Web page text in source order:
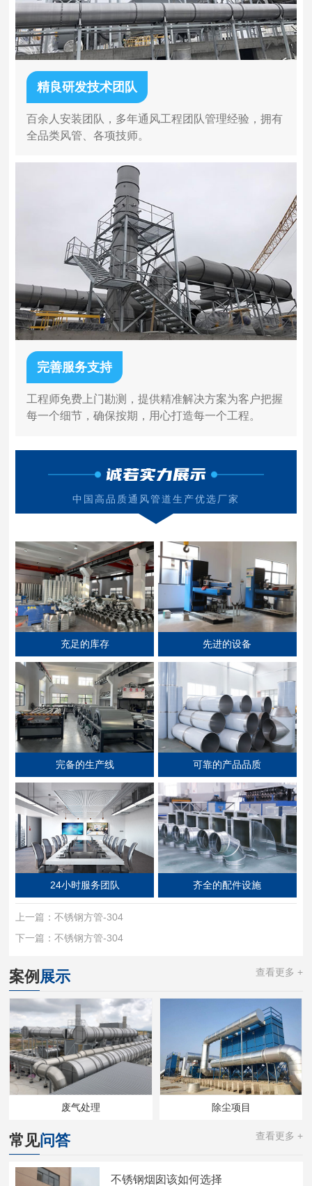
精良研发技术团队
百余人安装团队，多年通风工程团队管理经验，拥有
全品类风管、各项技师。
完善服务支持
工程师免费上门勘测，提供精准解决方案为客户把握
每一个细节，确保按期，用心打造每一个工程。
诚若实力展示
中国高品质通风管道生产优选厂家
充足的库存 先进的设备
完备的生产线 可靠的产品品质
24小时服务团队 齐全的配件设施
上一篇： 不锈钢方管-304
下一篇： 不锈钢方管-304
案例 展示 查看更多 +
废气处理 除尘项目
常见问答 查看更多 +
不锈钢烟囱该如何选择